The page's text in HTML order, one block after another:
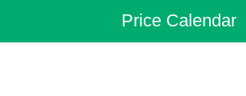
Dalian to Luoyang Cheap FlightsPrice Calendar